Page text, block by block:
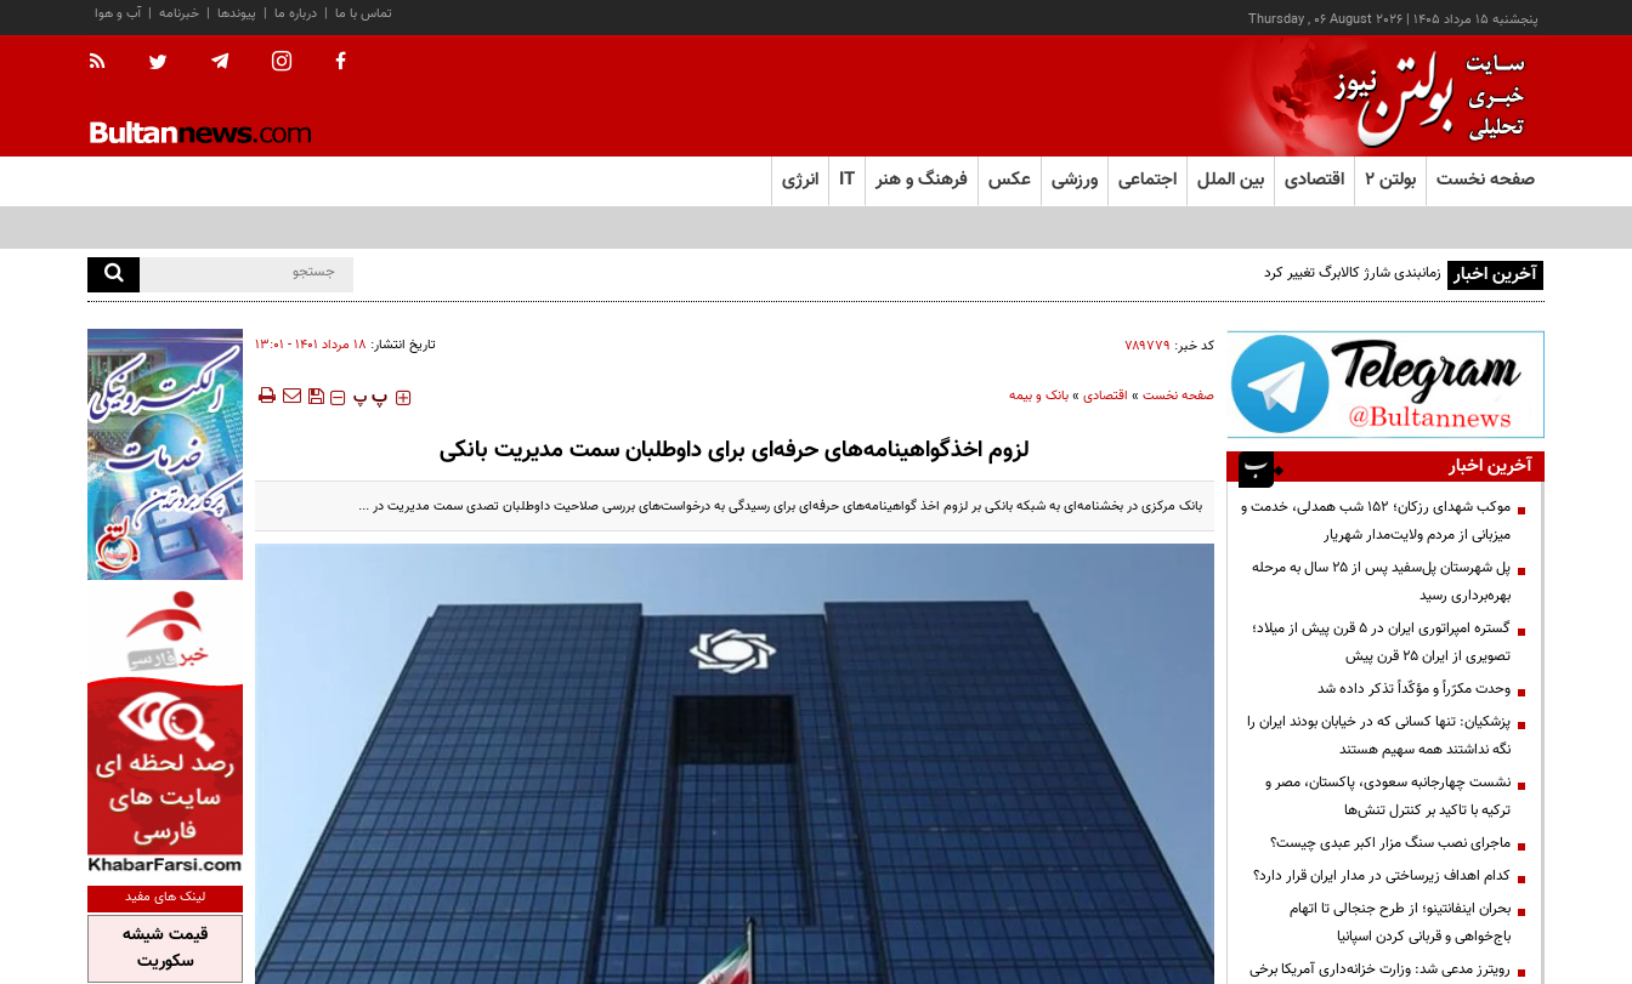
پنجشنبه ۱۵ مرداد ۱۴۰۵ |
Thursday , 06 August 2026 آب و هوا | خبرنامه | پیوندها | درباره ما | تماس با ما
صفحه نخست بولتن ۲ اقتصادی بین الملل اجتماعی ورزشی عکس فرهنگ و هنر IT انرژی
آخرین اخبار
کد خبر: ۷۸۹۷۷۹ تاریخ انتشار: ۱۸ مرداد ۱۴۰۱ - ۱۳:۰۱
صفحه نخست» اقتصادی»بانک و بیمه ‍‍‍ پ پ
لزوم اخذگواهینامه‌های حرفه‌ای برای داوطلبان سمت مدیریت بانکی
بانک مرکزی در بخشنامه‌ای به شبکه بانکی بر لزوم اخذ گواهینامه‌های حرفه‌ای برای رسیدگی به درخواست‌های بررسی صلاحیت داوطلبان تصدی سمت مدیریت در ...
آخرین اخبار
موکب شهدای رزکان؛ ۱۵۲ شب همدلی، خدمت و
میزبانی از مردم ولایت‌مدار شهریار
پل شهرستان پل‌سفید پس از ۲۵ سال به مرحله
بهره‌برداری رسید
گستره امپراتوری ایران در ۵ قرن پیش از میلاد؛
تصویری از ایران ۲۵ قرن پیش
وحدت مکرّراً و مؤکّداً تذکر داده شد
پزشکیان: تنها کسانی که در خیابان بودند ایران را
نگه نداشتند همه سهیم هستند
نشست چهارجانبه سعودی، پاکستان، مصر و
ترکیه با تاکید بر کنترل تنش‌ها
ماجرای نصب سنگ مزار اکبر عبدی چیست؟
کدام اهداف زیرساختی در مدار ایران قرار دارد؟
بحران اینفانتینو؛ از طرح جنجالی تا اتهام
باج‌خواهی و قربانی کردن اسپانیا
رویترز مدعی شد: وزارت خزانه‌داری آمریکا برخی
لینک های مفید
قیمت شیشه
سکوریت